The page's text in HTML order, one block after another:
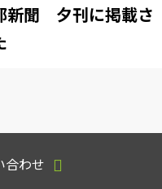
新聞 夕刊に掲載さ
合わせ